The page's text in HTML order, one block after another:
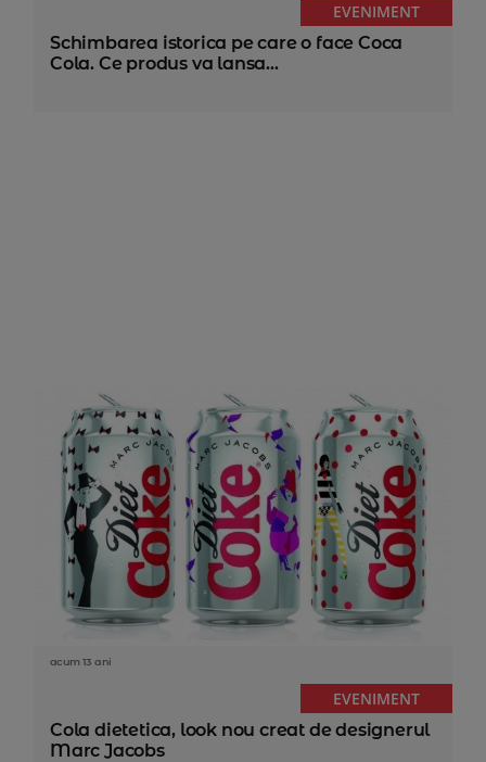
EVENIMENT
Schimbarea istorica pe care o face Coca
Cola. Ce produs va lansa...
acum 13 ani
EVENIMENT
Cola dietetica, look nou creat de designerul
Marc Jacobs